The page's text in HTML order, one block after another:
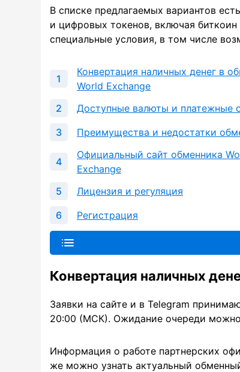
В списке предлагаемых вариантов
и цифровых токенов, включая
специальные условия, в том числе
Конвертация наличных денег в
World Exchange
Доступные валюты и платежные
Преимущества и недостатки
Официальный сайт обменника
Exchange
Лицензия и регуляция
Регистрация
Конвертация наличных
Заявки на сайте и в Telegram
20:00 (МСК). Ожидание очереди можно
Информация о работе партнерских
же можно узнать актуальный